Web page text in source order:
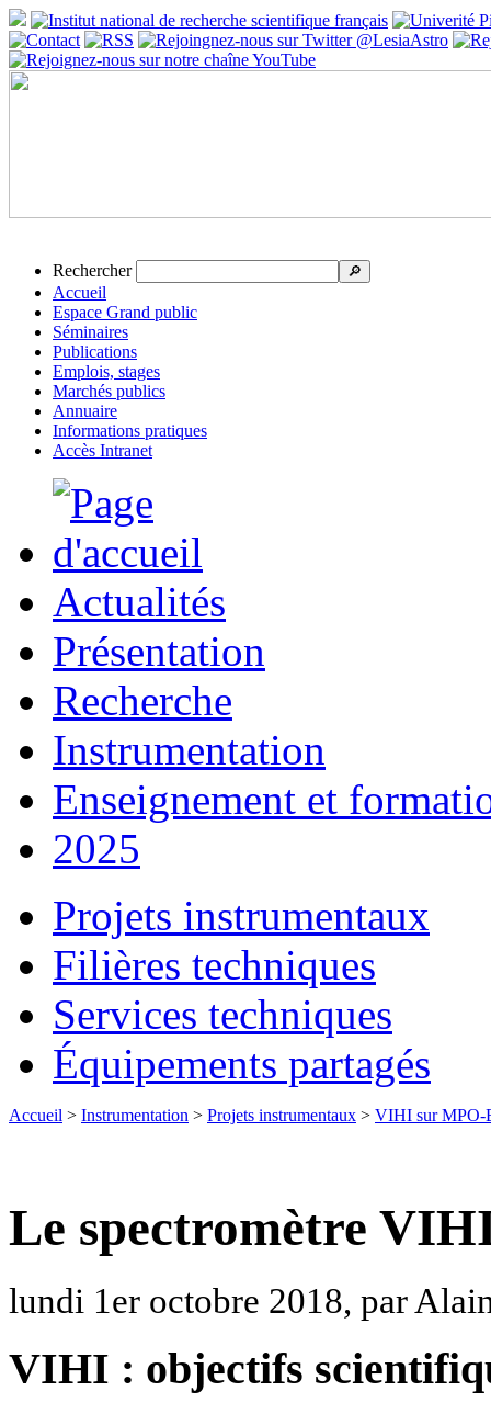
Rechercher 🔎
Accueil
Espace Grand public
Séminaires
Publications
Emplois, stages
Marchés publics
Annuaire
Informations pratiques
Accès Intranet
Actualités
Présentation
Recherche
Instrumentation
Enseignement et
2025
Projets instrumentaux
Filières techniques
Services techniques
Équipements partagés
Accueil > Instrumentation > Projets instrumentaux > VIHI sur MPO-
Le spectromètre
lundi 1er octobre 2018, par
VIHI : objectifs